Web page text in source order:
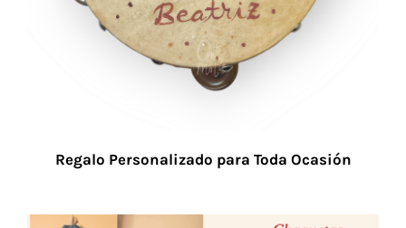
Regalo Personalizado para Toda Ocasión